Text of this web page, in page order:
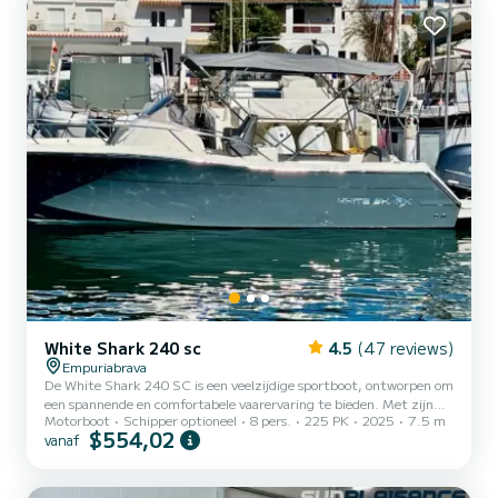
comfort te bi...
White Shark 240 sc 4.5 (47 reviews)
Empuriabrava
De White Shark 240 SC is een veelzijdige sportboot, ontworpen om
een spannende en comfortabele vaarervaring te bieden. Met zijn
robuuste structuur en innovatief ontwerp is dit model perfect voor
ontspannen tochten en dynamische watersportactiviteiten.
Motorboot Schipper optioneel 8 pers. 225 PK 2025 7.5 m
vanaf $554,02